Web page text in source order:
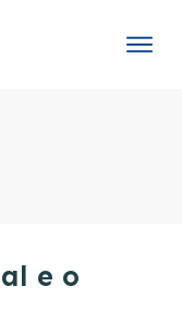
e o